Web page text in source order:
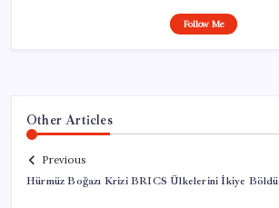
Follow Me
Other Articles
Previous
Hürmüz Boğazı Krizi BRICS Ülkelerini İkiye Böldü